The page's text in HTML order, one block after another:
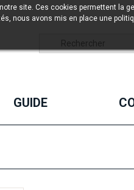
GUIDE
site. Ces cookies permettent la
nous avons mis en place une